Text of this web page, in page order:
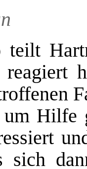
teilt
reagiert
Hilfe
sich